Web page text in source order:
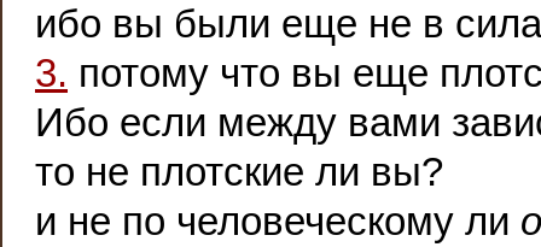
ибо вы были еще не в
3. потому что вы еще
Ибо если между вами
то не плотские ли вы?
и не по человеческому ли